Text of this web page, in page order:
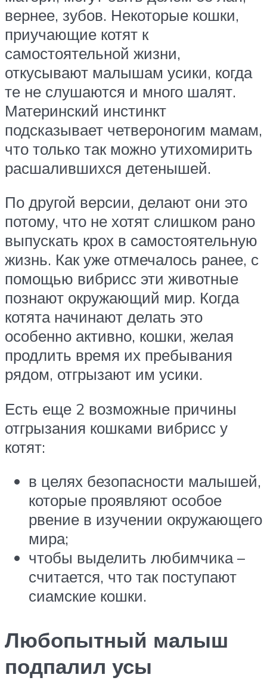
вернее, зубов. Некоторые кошки,
приучающие котят к
самостоятельной жизни,
откусывают малышам усики, когда
те не слушаются и много шалят.
Материнский инстинкт
подсказывает четвероногим мамам,
что только так можно утихомирить
расшалившихся детенышей.
По другой версии, делают они это
потому, что не хотят слишком рано
выпускать крох в самостоятельную
жизнь. Как уже отмечалось ранее, с
помощью вибрисс эти животные
познают окружающий мир. Когда
котята начинают делать это
особенно активно, кошки, желая
продлить время их пребывания
рядом, отгрызают им усики.
Есть еще 2 возможные причины
отгрызания кошками вибрисс у
котят:
в целях безопасности малышей,
которые проявляют особое
рвение в изучении окружающего
мира;
чтобы выделить любимчика –
считается, что так поступают
сиамские кошки.
Любопытный малыш
подпалил усы